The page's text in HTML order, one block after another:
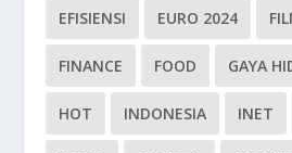
EFISIENSI EURO 2024
FINANCE FOOD GAYA
HOT INDONESIA INET